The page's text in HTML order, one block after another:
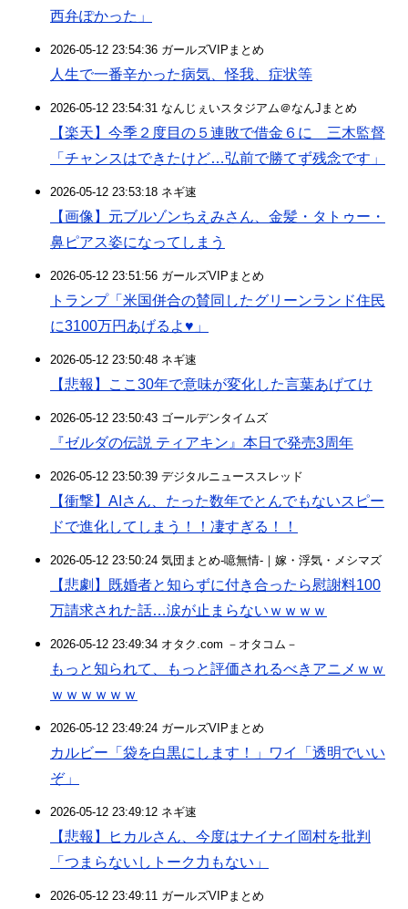
西弁ぽかった」
2026-05-12 23:54:36 ガールズVIPまとめ
人生で一番辛かった病気、怪我、症状等
2026-05-12 23:54:31 なんじぇいスタジアム＠なんJまとめ
【楽天】今季２度目の５連敗で借金６に 三木監督
「チャンスはできたけど…弘前で勝てず残念です」
2026-05-12 23:53:18 ネギ速
【画像】元ブルゾンちえみさん、金髪・タトゥー・
鼻ピアス姿になってしまう
2026-05-12 23:51:56 ガールズVIPまとめ
トランプ「米国併合の賛同したグリーンランド住民
に3100万円あげるよ♥」
2026-05-12 23:50:48 ネギ速
【悲報】ここ30年で意味が変化した言葉あげてけ
2026-05-12 23:50:43 ゴールデンタイムズ
『ゼルダの伝説 ティアキン』本日で発売3周年
2026-05-12 23:50:39 デジタルニューススレッド
【衝撃】AIさん、たった数年でとんでもないスピー
ドで進化してしまう！！凄すぎる！！
2026-05-12 23:50:24 気団まとめ-噫無情-｜嫁・浮気・メシマズ
【悲劇】既婚者と知らずに付き合ったら慰謝料100
万請求された話…涙が止まらないｗｗｗｗ
2026-05-12 23:49:34 オタク.com －オタコム－
もっと知られて、もっと評価されるべきアニメｗｗ
ｗｗｗｗｗｗ
2026-05-12 23:49:24 ガールズVIPまとめ
カルビー「袋を白黒にします！」ワイ「透明でいい
ぞ」
2026-05-12 23:49:12 ネギ速
【悲報】ヒカルさん、今度はナイナイ岡村を批判
「つまらないしトーク力もない」
2026-05-12 23:49:11 ガールズVIPまとめ